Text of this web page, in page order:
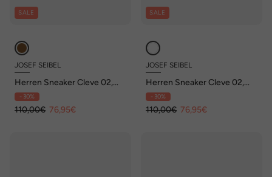
SALE
JOSEF SEIBEL
Herren Sneaker Cleve 02,
castagne
- 30%
110,00€ 76,95€
SALE
JOSEF SEIBEL
Herren Sneaker Cleve 02,
weiss
- 30%
110,00€ 76,95€